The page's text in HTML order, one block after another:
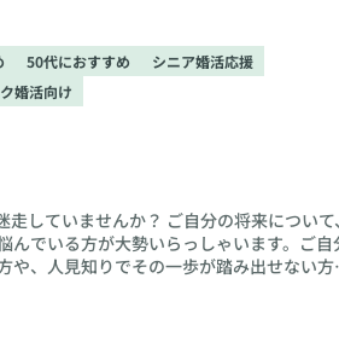
50代におすすめ
シニア婚活応援
婚活向け
していませんか？ ご自分の将来について、
んでいる方が大勢いらっしゃいます。ご自
や、人見知りでその一歩が踏み出せない方
う。誠心誠意、心を込めたお手伝いをさせ
なた様の気持ちに寄り添ったカウンセラー